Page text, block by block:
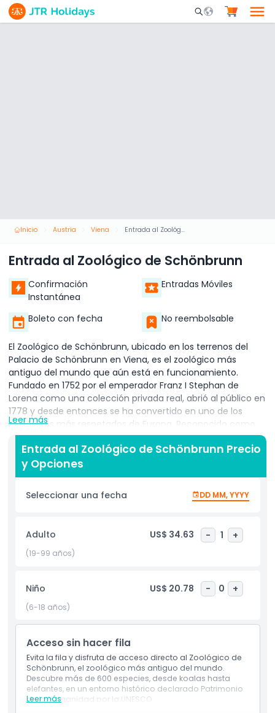
Mobile Search
Inicio Austria Viena Entrada al Zoológico de Schönbrunn
Entrada al Zoológico de Schönbrunn
Confirmación
Instantánea
Entradas Móviles
Boleto con fecha No reembolsable
El Zoológico de Schönbrunn, ubicado en los terrenos del
Palacio de Schönbrunn en Viena, es el zoológico más
antiguo del mundo que aún está en funcionamiento.
Fundado en 1752 por el emperador Franz I Stephan de
Lorena como una colección privada real, abrió al público en
1778 y desde entonces se ha convertido en uno de los
zoológicos más respetados de Europa. Reconocido como
parte de un Sitio Patrimonio Mundial de la UNESCO, el
zoológico cubre 17 hectáreas y alberga más de 600
especies animales de todo el mundo. Los visitantes pueden
ver desde tigres siberianos y elefantes africanos hasta
koalas, suricatos e incluso especies raras de fauna
austríaca. El Zoológico de Schönbrunn se centra
creación de hábitats naturales. Ofrece una experiencia
divertida y educativa para todas las edades, con
oportunidades para observar alimentaciones de animales y
familias, amantes de la naturaleza y cualquier persona
curiosa sobre la vida silvestre.
Inclusiones
Política para Niños y Adultos
Leer más
Entrada al Zoológico de Schönbrunn Precio
y Opciones
Seleccionar una fecha DD MM, YYYY
Adulto US$ 34.63 - 1 +
(19-99 años)
Niño US$ 20.78 - 0 +
(6-18 años)
Acceso sin hacer fila
Evita la fila y disfruta de acceso directo al Zoológico de
Schönbrunn, el zoológico más antiguo del mundo.
Descubre más de 600 especies, desde koalas hasta
elefantes, en un entorno histórico declarado Patrimonio
de la Humanidad por la UNESCO.
Leer más